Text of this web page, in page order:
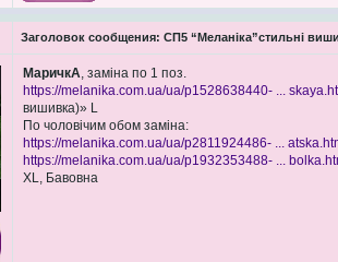
Заголовок сообщения: СП5 “Меланіка”стильні
МаричкА, заміна по 1 поз.
https://melanika.com.ua/ua/p1528638440- ...
вишивка)» L
По чоловічим обом заміна:
https://melanika.com.ua/ua/p2811924486- ...
https://melanika.com.ua/ua/p1932353488- ...
XL, Бавовна